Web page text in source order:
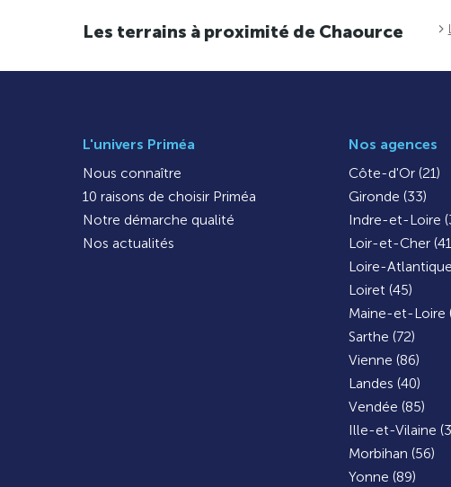
Les terrains à proximité de Chaource
L'univers Priméa
Nous connaître
10 raisons de choisir Priméa
Notre démarche qualité
Nos actualités
Nos agences
Côte-d'Or (21)
Gironde (33)
Indre-et-Loire
Loir-et-Cher
Loire-
Loiret (45)
Maine-et-Loire
Sarthe (72)
Vienne (86)
Landes (40)
Vendée (85)
Ille-et-Vilaine
Morbihan (56)
Yonne (89)